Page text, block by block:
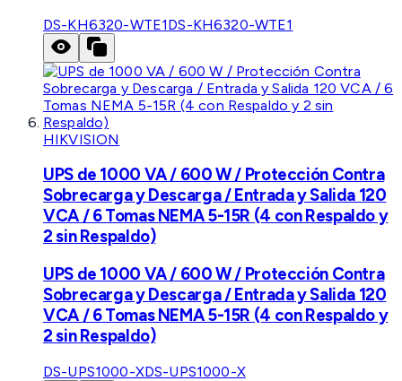
DS-KH6320-WTE1DS-KH6320-WTE1
HIKVISION
UPS de 1000 VA / 600 W / Protección Contra
Sobrecarga y Descarga / Entrada y Salida 120
VCA / 6 Tomas NEMA 5-15R (4 con Respaldo y
2 sin Respaldo)
UPS de 1000 VA / 600 W / Protección Contra
Sobrecarga y Descarga / Entrada y Salida 120
VCA / 6 Tomas NEMA 5-15R (4 con Respaldo y
2 sin Respaldo)
DS-UPS1000-XDS-UPS1000-X